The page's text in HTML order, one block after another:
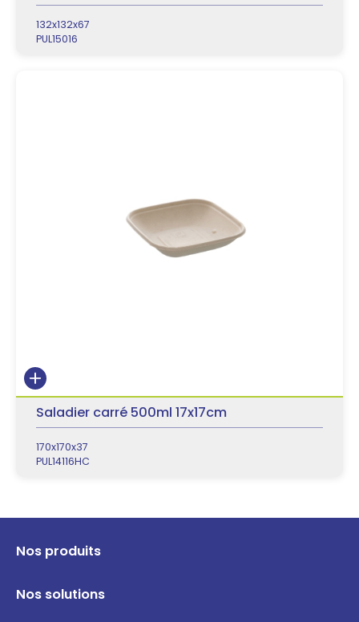
132x132x67
PUL15016
Saladier carré 500ml 17x17cm
170x170x37
PUL14116HC
Nos produits
Nos solutions